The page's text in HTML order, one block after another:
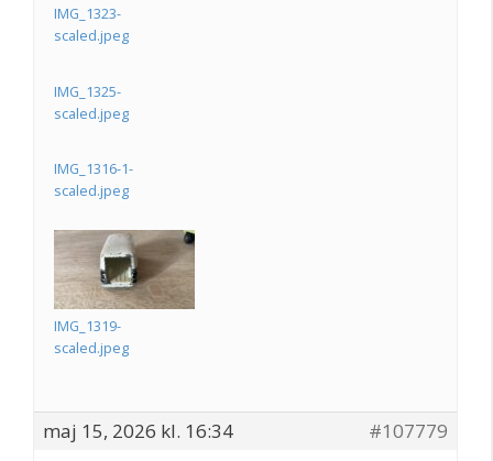
IMG_1323-
scaled.jpeg
IMG_1325-
scaled.jpeg
IMG_1316-1-
scaled.jpeg
IMG_1319-
scaled.jpeg
maj 15, 2026 kl. 16:34
#107779